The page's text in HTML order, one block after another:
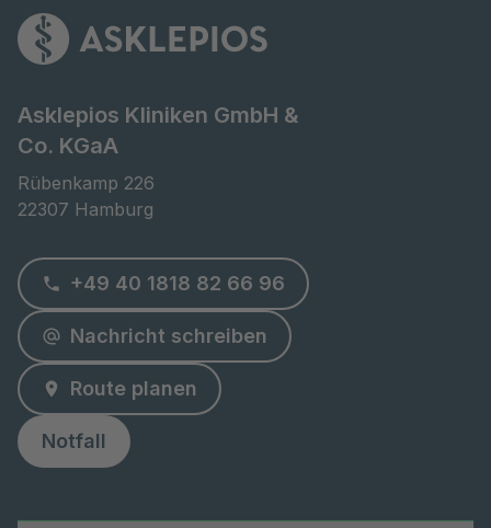
Asklepios Kliniken GmbH &
Co. KGaA
Rübenkamp 226
22307 Hamburg
+49 40 1818 82 66 96
Nachricht schreiben
Route planen
Notfall